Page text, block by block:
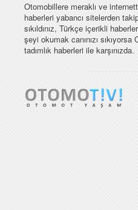
Otomobillere meraklı ve
haberleri yabancı sitelerden
sıkıldınız, Türkçe içerikli
şeyi okumak canınızı sıkıyorsa
tadımlık haberleri ile karşınızda.